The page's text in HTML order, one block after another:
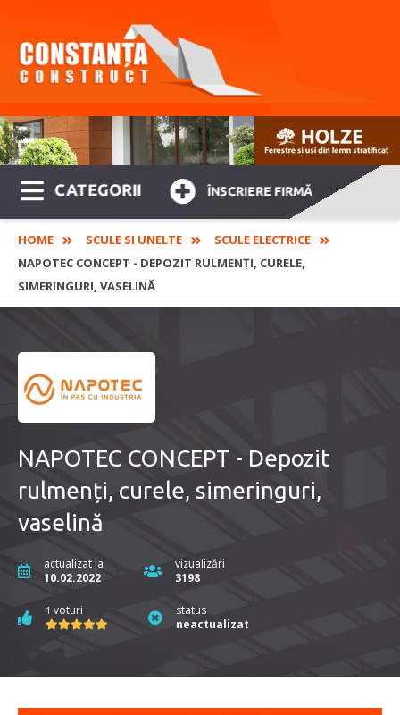
CATEGORII ÎNSCRIERE FIRMĂ
HOME SCULE SI UNELTE
SCULE ELECTRICE
NAPOTEC CONCEPT - DEPOZIT RULMENȚI, CURELE,
SIMERINGURI, VASELINĂ
NAPOTEC CONCEPT - Depozit
rulmenți, curele, simeringuri,
vaselină
actualizat la
10.02.2022
vizualizări
3198
1 voturi
status
neactualizat